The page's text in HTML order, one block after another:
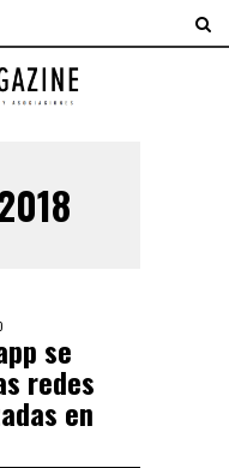
se
redes
en